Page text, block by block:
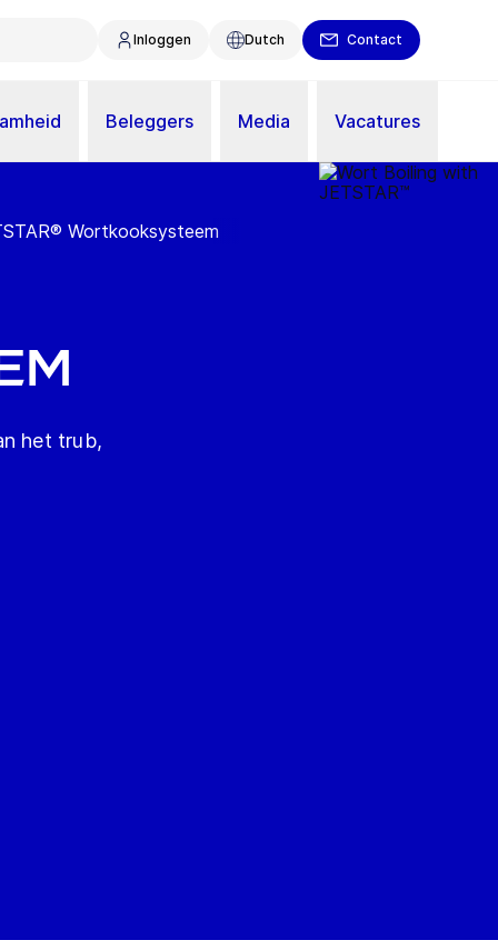
Inloggen Dutch Contact
Beleggers Media Vacatures
Wortkooksysteem
het trub,